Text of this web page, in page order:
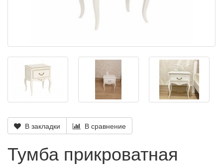
В закладки В сравнение
Тумба прикроватная